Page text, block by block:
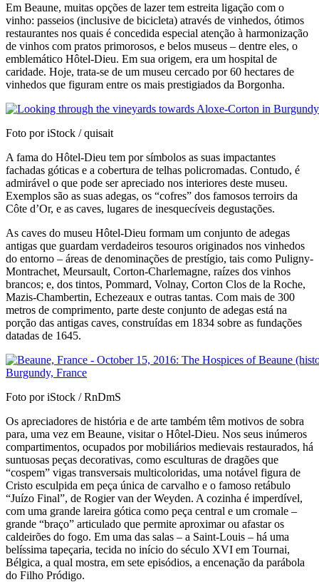
Em Beaune, muitas opções de lazer tem estreita ligação com o
vinho: passeios (inclusive de bicicleta) através de vinhedos, ótimos
restaurantes nos quais é concedida especial atenção à harmonização
de vinhos com pratos primorosos, e belos museus – dentre eles, o
emblemático Hôtel-Dieu. Em sua origem, era um hospital de
caridade. Hoje, trata-se de um museu cercado por 60 hectares de
vinhedos que figuram entre os mais prestigiados da Borgonha.
Foto por iStock / quisait
A fama do Hôtel-Dieu tem por símbolos as suas impactantes
fachadas góticas e a cobertura de telhas policromadas. Contudo, é
admirável o que pode ser apreciado nos interiores deste museu.
Exemplos são as suas adegas, os “cofres” dos famosos terroirs da
Côte d’Or, e as caves, lugares de inesquecíveis degustações.
As caves do museu Hôtel-Dieu formam um conjunto de adegas
antigas que guardam verdadeiros tesouros originados nos vinhedos
do entorno – áreas de denominações de prestígio, tais como Puligny-
Montrachet, Meursault, Corton-Charlemagne, raízes dos vinhos
brancos; e, dos tintos, Pommard, Volnay, Corton Clos de la Roche,
Mazis-Chambertin, Echezeaux e outras tantas. Com mais de 300
metros de comprimento, parte deste conjunto de adegas está na
porção das antigas caves, construídas em 1834 sobre as fundações
datadas de 1645.
Foto por iStock / RnDmS
Os apreciadores de história e de arte também têm motivos de sobra
para, uma vez em Beaune, visitar o Hôtel-Dieu. Nos seus inúmeros
compartimentos, ocupados por mobiliários medievais restaurados, há
suntuosas peças decorativas, como esculturas de dragões que
“cospem” vigas transversais multicoloridas, uma notável figura de
Cristo esculpida em peça única de carvalho e o famoso retábulo
“Juízo Final”, de Rogier van der Weyden. A cozinha é imperdível,
com uma grande lareira gótica como peça central e um cromale –
grande “braço” articulado que permite aproximar ou afastar os
caldeirões do fogo. Em uma das salas – a Saint-Louis – há uma
belíssima tapeçaria, tecida no início do século XVI em Tournai,
Bélgica, a qual mostra, em sete episódios, a encenação da parábola
do Filho Pródigo.